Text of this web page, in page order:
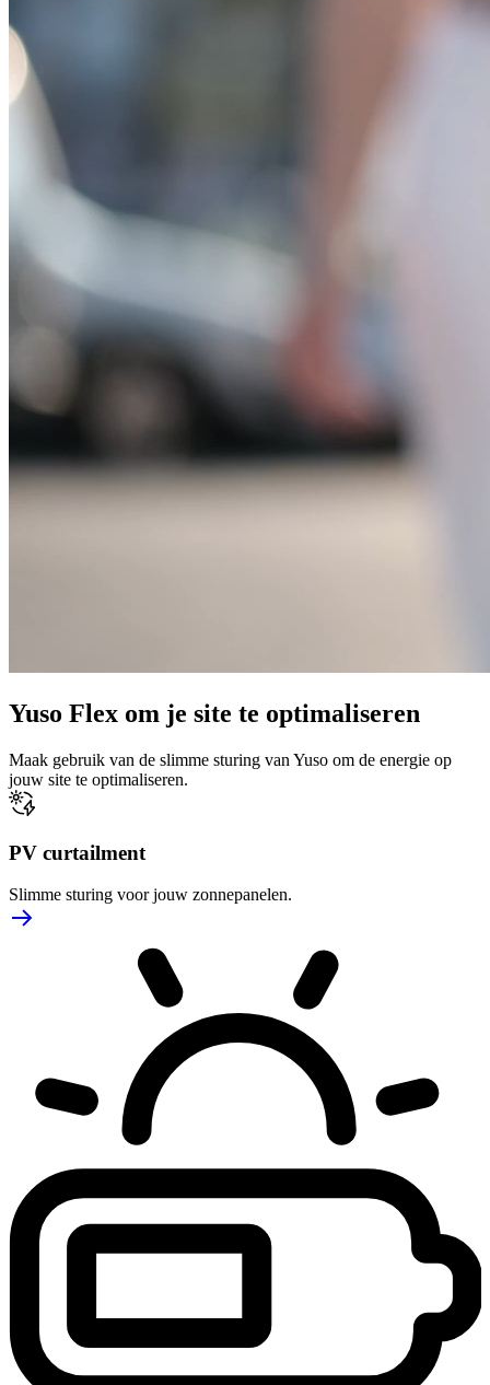
Yuso Flex om je site te optimaliseren
Maak gebruik van de slimme sturing van Yuso om de energie op
jouw site te optimaliseren.
PV curtailment
Slimme sturing voor jouw zonnepanelen.